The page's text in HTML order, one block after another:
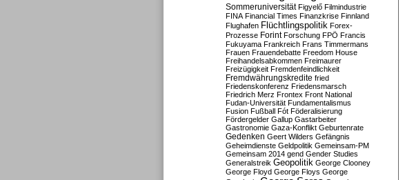
Sommeruniversität Figyelő Filmindustrie
FINA Financial Times Finanzkrise Finnland
Flughafen Flüchtlingspolitik Forex-
Prozesse Forint Forschung FPÖ Francis
Fukuyama Frankreich Frans Timmermans
Frauen Frauendebatte Freedom House
Freihandelsabkommen Freimaurer
Freizügigkeit Fremdenfeindlichkeit
Fremdwährungskredite fried
Friedenskonferenz Friedensmarsch
Friedrich Merz Frontex Front National
Fudan-Universität Fundamentalismus
Fusion Fußball Fót Föderalisierung
Fördergelder Gallup Gastarbeiter
Gastronomie Gaza-Konflikt Geburtenrate
Gedenken Geert Wilders Gefängnis
Geheimdienste Geldpolitik Gemeinsam-PM
Gemeinsam 2014 gend Gender Studies
Generalstreik Geopolitik George Clooney
George Floyd George Floys George